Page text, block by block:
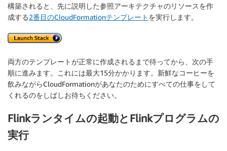
構築されると、先に説明した参照アーキテクチャのリソースを作
成する2番目のCloudFormationテンプレート を実行します。
両方のテンプレートが正常に作成されるまで待ってから、次の手
順に進みます。これには最大15分かかります。新鮮なコーヒーを
飲みながらCloudFormationがあなたのためにすべての仕事をして
くれるのをしばしお待ちください。
Flinkランタイムの起動とFlinkプログラムの
実行